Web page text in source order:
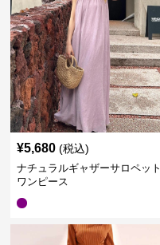
¥5,680 (税込)
ナチュラルギャザーサロペット
ワンピース